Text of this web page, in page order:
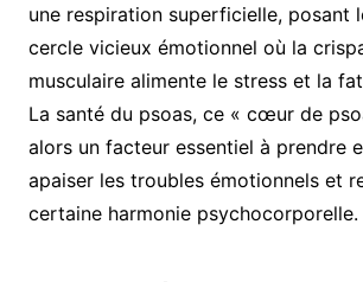
une respiration superficielle, posant
cercle vicieux émotionnel où la
musculaire alimente le stress et la
La santé du psoas, ce « cœur de
alors un facteur essentiel à prendre
apaiser les troubles émotionnels et
certaine harmonie psychocorporelle.